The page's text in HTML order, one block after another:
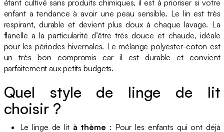
étant cultivé sans produits chimiques, il est à prioriser si votre
enfant a tendance à avoir une peau sensible. Le lin est très
respirant, durable et devient plus doux à chaque lavage. La
flanelle a la particularité d’être très douce et chaude, idéale
pour les périodes hivernales. Le mélange polyester-coton est
un très bon compromis car il est durable et convient
parfaitement aux petits budgets.
Quel style de linge de lit
choisir ?
Le linge de lit à thème : Pour les enfants qui ont déjà